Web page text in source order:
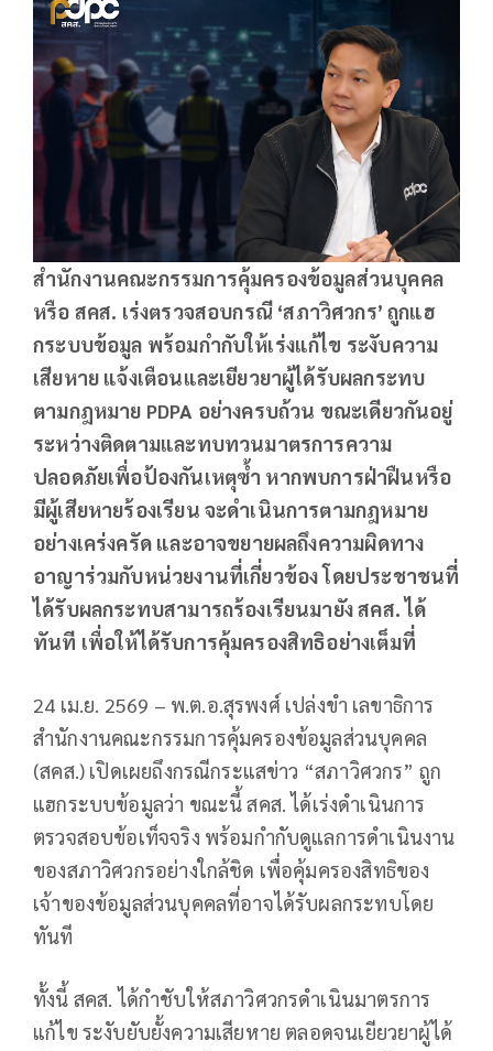
สำนักงานคณะกรรมการคุ้มครองข้อมูลส่วนบุคคล
หรือ สคส. เร่งตรวจสอบกรณี ‘สภาวิศวกร’ ถูกแฮ
กระบบข้อมูล พร้อมกำกับให้เร่งแก้ไข ระงับความ
เสียหาย แจ้งเตือนและเยียวยาผู้ได้รับผลกระทบ
ตามกฎหมาย PDPA อย่างครบถ้วน ขณะเดียวกันอยู่
ระหว่างติดตามและทบทวนมาตรการความ
ปลอดภัยเพื่อป้องกันเหตุซ้ำ หากพบการฝ่าฝืนหรือ
มีผู้เสียหายร้องเรียน จะดำเนินการตามกฎหมาย
อย่างเคร่งครัด และอาจขยายผลถึงความผิดทาง
อาญาร่วมกับหน่วยงานที่เกี่ยวข้อง โดยประชาชนที่
ได้รับผลกระทบสามารถร้องเรียนมายัง สคส. ได้
ทันที เพื่อให้ได้รับการคุ้มครองสิทธิอย่างเต็มที่
24 เม.ย. 2569 – พ.ต.อ.สุรพงศ์ เปล่งขำ เลขาธิการ
สำนักงานคณะกรรมการคุ้มครองข้อมูลส่วนบุคคล
(สคส.) เปิดเผยถึงกรณีกระแสข่าว “สภาวิศวกร” ถูก
แฮกระบบข้อมูลว่า ขณะนี้ สคส. ได้เร่งดำเนินการ
ตรวจสอบข้อเท็จจริง พร้อมกำกับดูแลการดำเนินงาน
ของสภาวิศวกรอย่างใกล้ชิด เพื่อคุ้มครองสิทธิของ
เจ้าของข้อมูลส่วนบุคคลที่อาจได้รับผลกระทบโดย
ทันที
ทั้งนี้ สคส. ได้กำชับให้สภาวิศวกรดำเนินมาตรการ
แก้ไข ระงับยับยั้งความเสียหาย ตลอดจนเยียวยาผู้ได้